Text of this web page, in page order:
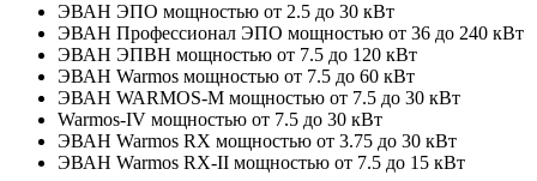
ЭВАН ЭПО мощностью от 2.5 до 30 кВт
ЭВАН Профессионал ЭПО мощностью от 36 до 240 кВт
ЭВАН ЭПВН мощностью от 7.5 до 120 кВт
ЭВАН Warmos мощностью от 7.5 до 60 кВт
ЭВАН WARMOS-М мощностью от 7.5 до 30 кВт
Warmos-IV мощностью от 7.5 до 30 кВт
ЭВАН Warmos RX мощностью от 3.75 до 30 кВт
ЭВАН Warmos RX-II мощностью от 7.5 до 15 кВт